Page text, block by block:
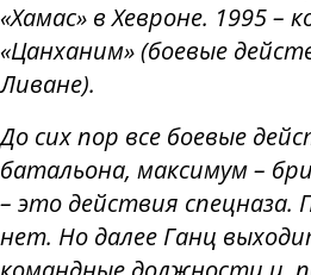
«Хамас» в Хевроне. 1995 –
«Цанханим» (боевые
Ливане).
До сих пор все боевые
батальона, максимум –
– это действия спецназа.
нет. Но далее Ганц